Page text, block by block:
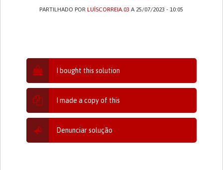
PARTILHADO PORLUÍSCORREIA.03 A 25/07/2023 - 10:05
I bought this solution
I made a copy of this
Denunciar solução